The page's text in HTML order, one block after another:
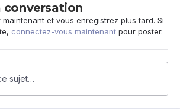
conversation
et vous enregistrez plus tard. Si
connectez-vous maintenant pour poster.
sujet…